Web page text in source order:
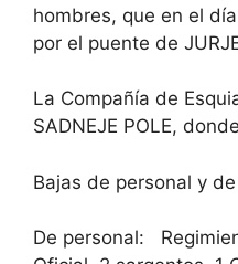
hombres, que en el
por el puente de
La Compañía de
SADNEJE POLE,
Bajas de personal y
De personal: